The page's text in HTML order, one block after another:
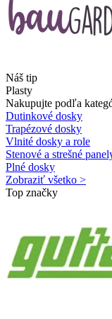
Náš tip
Plasty
Nakupujte podľa
Dutinkové dosky
Trapézové dosky
Vlnité dosky a role
Stenové a strešné
Plné dosky
Zobraziť všetko >
Top značky